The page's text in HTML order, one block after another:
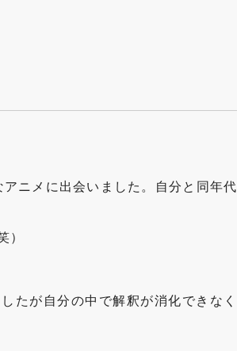
ニメに出会いました。自分と同年代
）
たが自分の中で解釈が消化できなく